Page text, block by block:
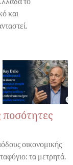
και
ποσότητες
οικονομικής
τα μετρητά.